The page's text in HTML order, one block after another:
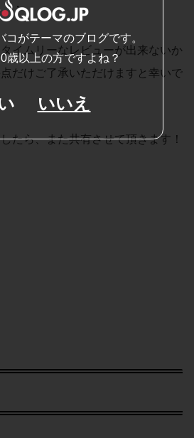
・。
イムリーなレビューが出来ないか
だけご了承いただけますと幸いで
たら、また共有させて頂きます！
コがテーマのブログです。
歳以上の方ですよね？
いいえ